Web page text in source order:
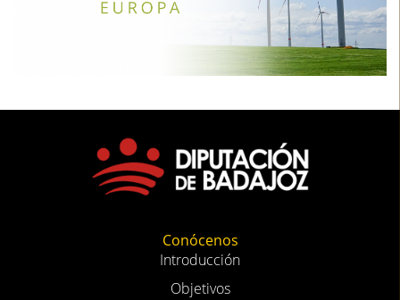
Conócenos
Introducción
Objetivos